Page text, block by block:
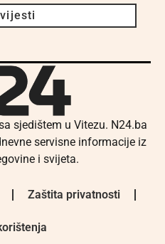
sjedištem u Vitezu. N24.ba
servisne informacije iz
i svijeta.
Zaštita privatnosti